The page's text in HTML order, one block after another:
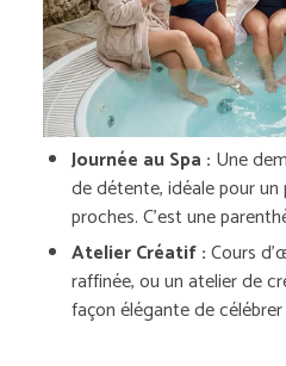
Journée au Spa : Une
de détente, idéale pour
proches. C’est une
Atelier Créatif :Cours
raffinée, ou un atelier de
façon élégante de célébrer